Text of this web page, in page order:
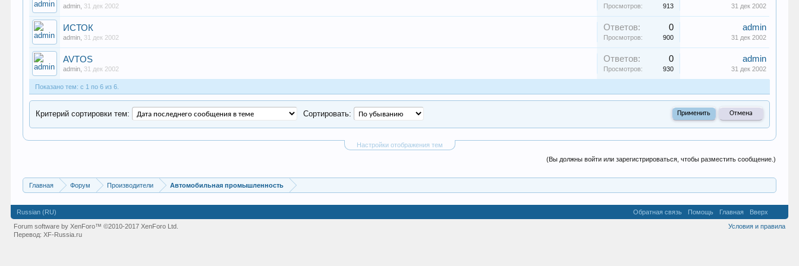
admin 31 дек 2002 Просмотров: 913 31 дек 2002
ИСТОК
admin 31 дек 2002
Ответов: 0
Просмотров: 900
admin
31 дек 2002
AVTOS
admin 31 дек 2002
Ответов: 0
Просмотров: 930
admin
31 дек 2002
Показано тем: с 1 по 6 из 6.
Настройки отображения тем
Критерий сортировки тем: Сортировать:
(Вы должны войти или зарегистрироваться, чтобы разместить сообщение.)
Главная Форум Производители Автомобильная промышленность
Russian (RU) Обратная связь Помощь Главная
Вверх
Условия и правила
Forum software by XenForo™©2010-2017 XenForo Ltd.
Перевод:XF-Russia.ru